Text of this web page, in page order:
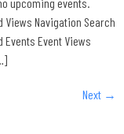
Views Navigation Search
Events Event Views
Next →